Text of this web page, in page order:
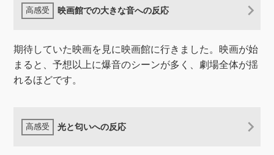
映画館での大きな音への反応
期待していた映画を見に映画館に行きました。映画が始
まると、予想以上に爆音のシーンが多く、劇場全体が揺
れるほどです。
光と匂いへの反応